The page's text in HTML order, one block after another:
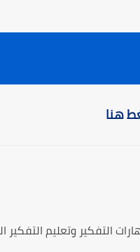
هنا
التفكير وتعليم التفكير